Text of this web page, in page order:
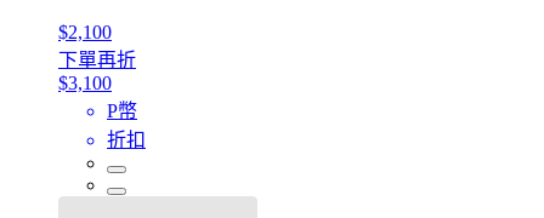
$2,100
下單再折
$3,100
P幣
折扣